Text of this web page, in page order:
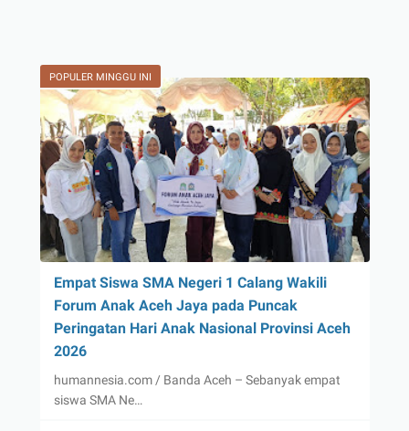
POPULER MINGGU INI
Empat Siswa SMA Negeri 1 Calang Wakili
Forum Anak Aceh Jaya pada Puncak
Peringatan Hari Anak Nasional Provinsi Aceh
2026
humannesia.com / Banda Aceh – Sebanyak empat
siswa SMA Ne…